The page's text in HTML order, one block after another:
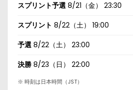
スプリント予選 8/21（金） 23:30
スプリント 8/22（土） 19:00
予選 8/22（土） 23:00
決勝 8/23（日） 22:00
※ 時刻は日本時間（JST）